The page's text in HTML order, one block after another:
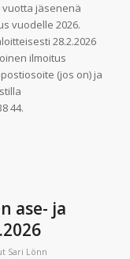
vuotta jäsenenä
vuodelle 2026.
28.2.2026
ilmoitus
(jos on) ja
44.
ase- ja
Sari Lönn